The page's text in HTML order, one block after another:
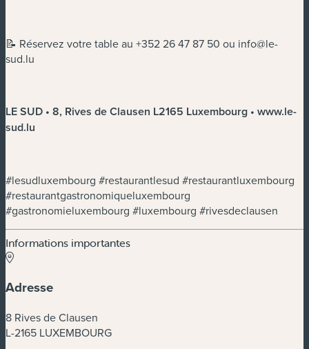
📝 Réservez votre table au +352 26 47 87 50 ou info@le-
sud.lu
LE SUD • 8, Rives de Clausen L2165 Luxembourg • www.le-
sud.lu
#lesudluxembourg #restaurantlesud #restaurantluxembourg
#restaurantgastronomiqueluxembourg
#gastronomieluxembourg #luxembourg #rivesdeclausen
Informations importantes
Adresse
8 Rives de Clausen
L-2165 LUXEMBOURG